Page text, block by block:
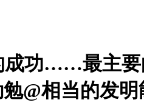
功……最主要
@相当的发明